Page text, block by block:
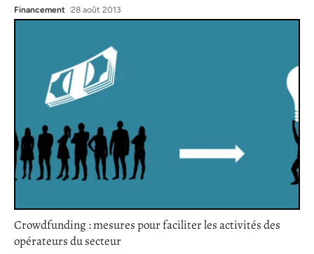
Financement 28 août 2013
Crowdfunding : mesures pour faciliter les activités des
opérateurs du secteur